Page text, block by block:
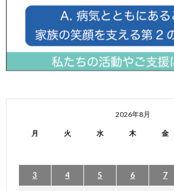
2026年8月
月 火 水 木 金
3 4 5 6 7